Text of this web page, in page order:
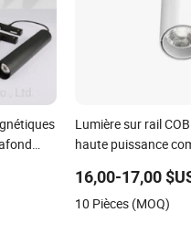
Lumière sur rail
haute puissance
angle ajustable
16,00-17,00
10 Pièces (MOQ)